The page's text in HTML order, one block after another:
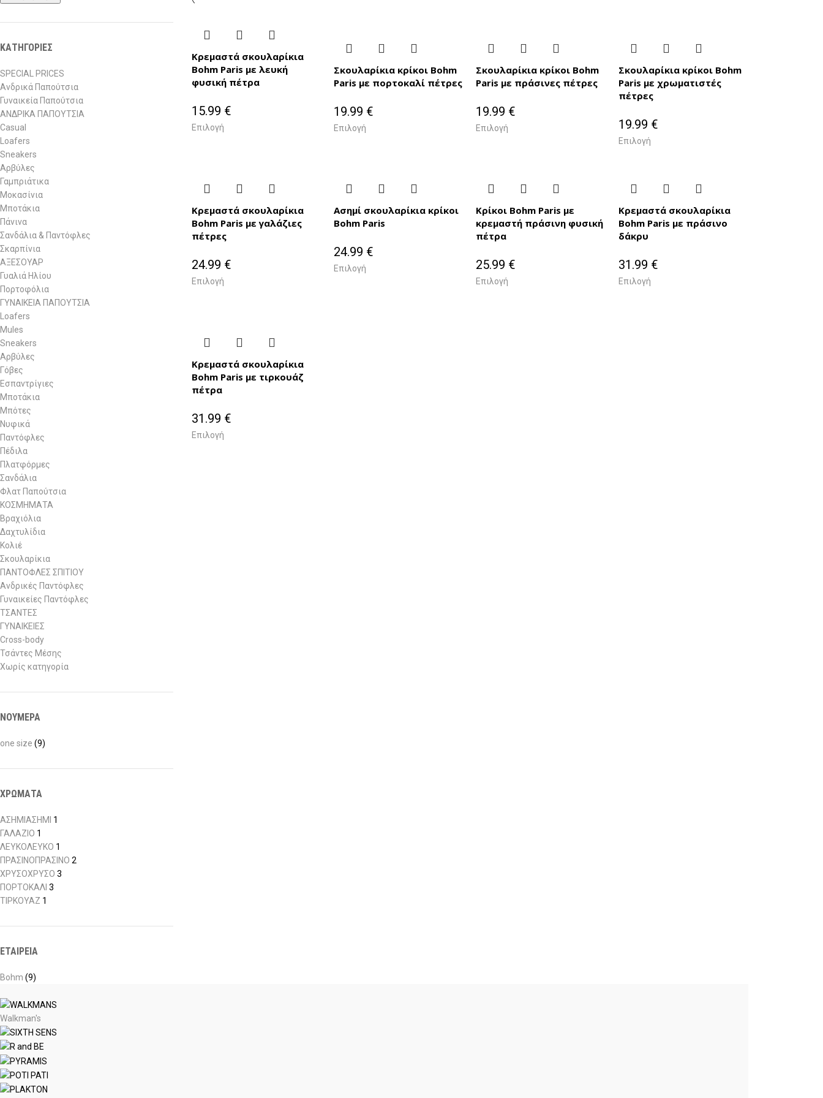
ΚΑΤΗΓΟΡΙΕΣ
SPECIAL PRICES
Ανδρικά Παπούτσια
Γυναικεία Παπούτσια
ΑΝΔΡΙΚΑ ΠΑΠΟΥΤΣΙΑ
Casual
Loafers
Sneakers
Αρβύλες
Γαμπριάτικα
Μοκασίνια
Μποτάκια
Πάνινα
Σανδάλια & Παντόφλες
Σκαρπίνια
ΑΞΕΣΟΥΑΡ
Γυαλιά Ηλίου
Πορτοφόλια
ΓΥΝΑΙΚΕΙΑ ΠΑΠΟΥΤΣΙΑ
Loafers
Mules
Sneakers
Αρβύλες
Γόβες
Εσπαντρίγιες
Μποτάκια
Μπότες
Νυφικά
Παντόφλες
Πέδιλα
Πλατφόρμες
Σανδάλια
Φλατ Παπούτσια
ΚΟΣΜΗΜΑΤΑ
Βραχιόλια
Δαχτυλίδια
Κολιέ
Σκουλαρίκια
ΠΑΝΤΟΦΛΕΣ ΣΠΙΤΙΟΥ
Ανδρικές Παντόφλες
Γυναικείες Παντόφλες
ΤΣΑΝΤΕΣ
ΓΥΝΑΙΚΕΙΕΣ
Cross-body
Τσάντες Μέσης
Χωρίς κατηγορία
ΝΟΥΜΕΡΑ
one size (9)
ΧΡΩΜΑΤΑ
ΑΣΗΜΙΑΣΗΜΙ 1
ΓΑΛΑΖΙΟ 1
ΛΕΥΚΟΛΕΥΚΟ 1
ΠΡΑΣΙΝΟΠΡΑΣΙΝΟ 2
ΧΡΥΣΟΧΡΥΣΟ 3
ΠΟΡΤΟΚΑΛΙ 3
ΤΙΡΚΟΥΑΖ 1
ΕΤΑΙΡΕΙΑ
Bohm (9)
Κρεμαστά σκουλαρίκια
Bohm Paris με λευκή
φυσική πέτρα
15.99 €
Επιλογή
Σκουλαρίκια κρίκοι Bohm
Paris με πορτοκαλί πέτρες
19.99 €
Επιλογή
Σκουλαρίκια κρίκοι Bohm
Paris με πράσινες πέτρες
19.99 €
Επιλογή
Σκουλαρίκια κρίκοι Bohm
Paris με χρωματιστές
πέτρες
19.99 €
Επιλογή
Κρεμαστά σκουλαρίκια
Bohm Paris με γαλάζιες
πέτρες
24.99 €
Επιλογή
Ασημί σκουλαρίκια κρίκοι
Bohm Paris
24.99 €
Επιλογή
Κρίκοι Bohm Paris με
κρεμαστή πράσινη φυσική
πέτρα
25.99 €
Επιλογή
Κρεμαστά σκουλαρίκια
Bohm Paris με πράσινο
δάκρυ
31.99 €
Επιλογή
Κρεμαστά σκουλαρίκια
Bohm Paris με τιρκουάζ
πέτρα
31.99 €
Επιλογή
Walkman's